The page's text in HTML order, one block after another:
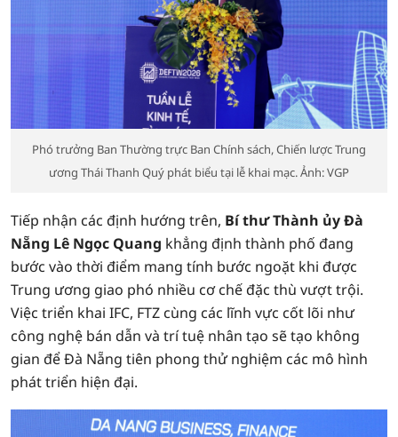
Phó trưởng Ban Thường trực Ban Chính sách, Chiến lược Trung
ương Thái Thanh Quý phát biểu tại lễ khai mạc. Ảnh: VGP
Tiếp nhận các định hướng trên, Bí thư Thành ủy Đà
Nẵng Lê Ngọc Quang khẳng định thành phố đang
bước vào thời điểm mang tính bước ngoặt khi được
Trung ương giao phó nhiều cơ chế đặc thù vượt trội.
Việc triển khai IFC, FTZ cùng các lĩnh vực cốt lõi như
công nghệ bán dẫn và trí tuệ nhân tạo sẽ tạo không
gian để Đà Nẵng tiên phong thử nghiệm các mô hình
phát triển hiện đại.